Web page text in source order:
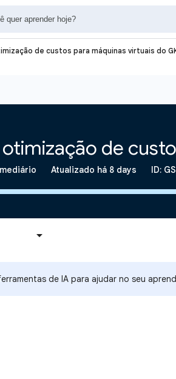
de custos para máquinas virtuais do
de IA para ajudar no seu